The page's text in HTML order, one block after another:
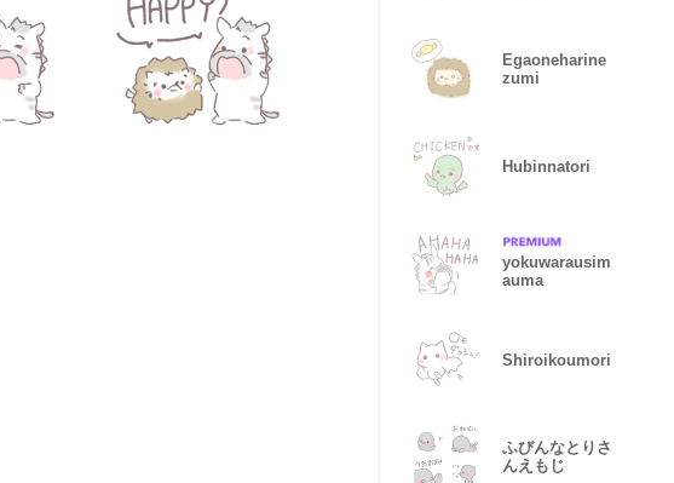
Egaoneharine
zumi
Hubinnatori
yokuwarausim
auma
Shiroikoumori
ふびんなとりさ
んえもじ